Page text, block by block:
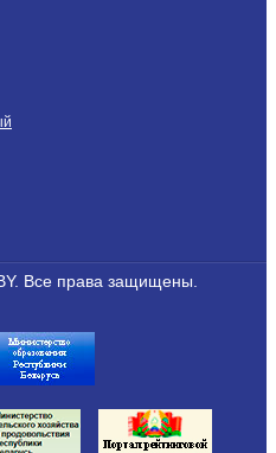
Все права защищены.